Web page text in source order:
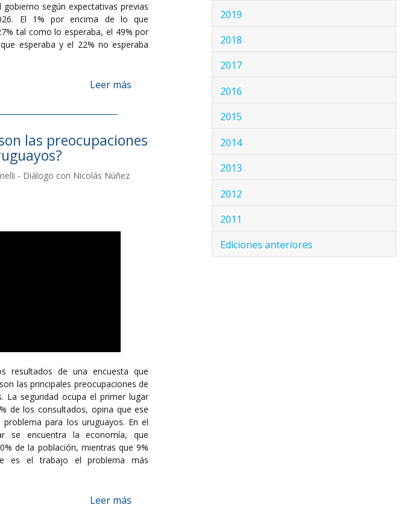
gobierno según expectativas previas
El 1% por encima de lo que
tal como lo esperaba, el 49% por
esperaba y el 22% no esperaba
Leer más
las preocupaciones
- Diálogo con Nicolás Núñez
resultados de una encuesta que
las principales preocupaciones de
La seguridad ocupa el primer lugar
de los consultados, opina que ese
problema para los uruguayos. En el
se encuentra la economía, que
de la población, mientras que 9%
es el trabajo el problema más
Leer más
2019
2018
2017
2016
2015
2014
2013
2012
2011
Ediciones anteriores